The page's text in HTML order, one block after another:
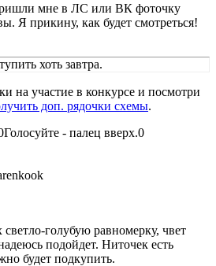
мне в ЛС или ВК фоточку
Я прикину, как будет смотреться!
хоть завтра.
на участие в конкурсе и посмотри
доп. рядочки схемы.
Голосуйте - палец вверх.0
голубую равномерку, чвет
подойдет. Ниточек есть
будет подкупить.